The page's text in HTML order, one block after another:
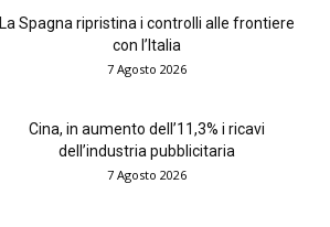
La Spagna ripristina i controlli alle frontiere
con l’Italia
7 Agosto 2026
Cina, in aumento dell’11,3% i ricavi
dell’industria pubblicitaria
7 Agosto 2026